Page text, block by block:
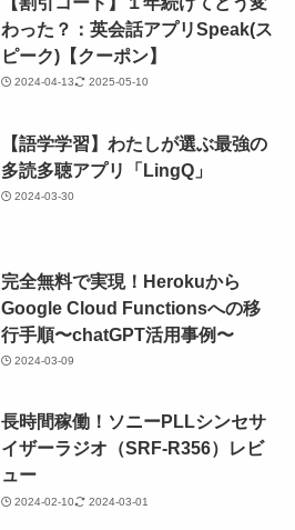
わった？：英会話アプリSpeak(ス
ピーク)【クーポン】
2024-04-13 2025-05-10
【語学学習】わたしが選ぶ最強の
多読多聴アプリ「LingQ」
2024-03-30
完全無料で実現！Herokuから
Google Cloud Functionsへの移
行手順〜chatGPT活用事例〜
2024-03-09
長時間稼働！ソニーPLLシンセサ
イザーラジオ（SRF-R356）レビ
ュー
2024-02-10 2024-03-01